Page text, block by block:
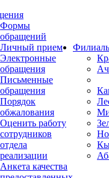
Формы
обращений
Личный прием
Электронные
обращения
Письменные
обращения
Порядок
обжалования
Оценить работу
сотрудников
отдела
реализации
Анкета качества